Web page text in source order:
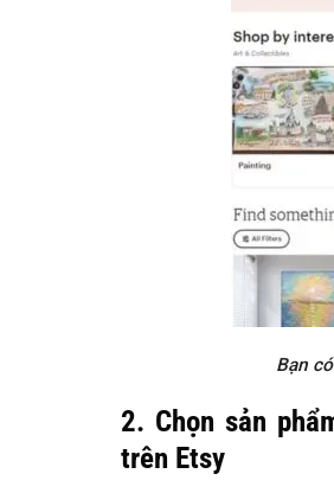
Bạn
2. Chọn sản
trên Etsy